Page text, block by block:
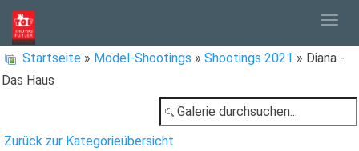
Startseite » Model-Shootings » Shootings 2021 » Diana -
Das Haus
Zurück zur Kategorieübersicht